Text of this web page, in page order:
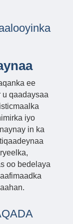
ee
u qaadaysaa
iyo
in ka
oo bedelaya